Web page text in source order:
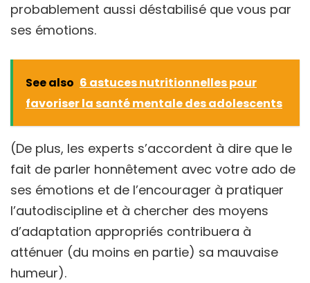
probablement aussi déstabilisé que vous par
ses émotions.
See also 6 astuces nutritionnelles pour
favoriser la santé mentale des adolescents
(De plus, les experts s’accordent à dire que le
fait de parler honnêtement avec votre ado de
ses émotions et de l’encourager à pratiquer
l’autodiscipline et à chercher des moyens
d’adaptation appropriés contribuera à
atténuer (du moins en partie) sa mauvaise
humeur).